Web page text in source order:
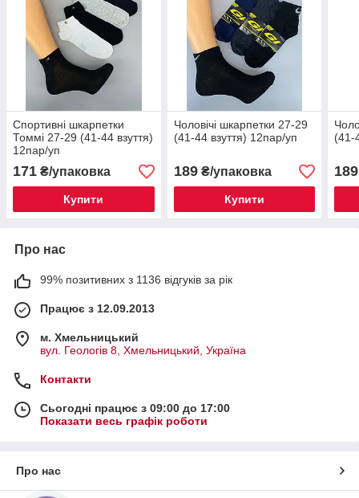
Спортивні шкарпетки
Томмі 27-29 (41-44 взуття)
12пар/уп
171 ₴/упаковка
Купити
Чоловічі шкарпетки 27-29
(41-44 взуття) 12пар/уп
189₴/упаковка
Купити
(41-
189
Про нас
99% позитивних з 1136 відгуків за рік
Працює з 12.09.2013
м. Хмельницький
вул. Геологів 8, Хмельницький, Україна
Контакти
Сьогодні працює з 09:00 до 17:00
Показати весь графік роботи
Про нас